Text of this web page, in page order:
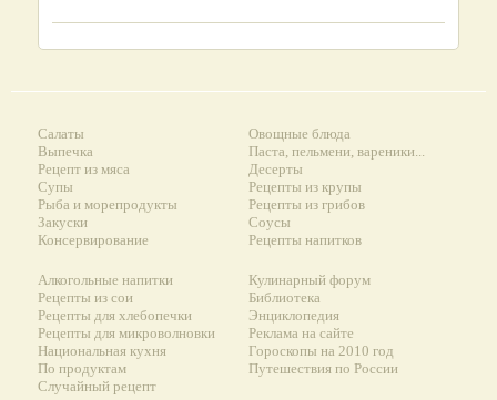
Салаты
Выпечка
Рецепт из мяса
Супы
Рыба и морепродукты
Закуски
Консервирование
Овощные блюда
Паста, пельмени, вареники...
Десерты
Рецепты из крупы
Рецепты из грибов
Соусы
Рецепты напитков
Алкогольные напитки
Рецепты из сои
Рецепты для хлебопечки
Рецепты для микроволновки
Национальная кухня
По продуктам
Случайный рецепт
Кулинарный форум
Библиотека
Энциклопедия
Реклама на сайте
Гороскопы на 2010 год
Путешествия по России